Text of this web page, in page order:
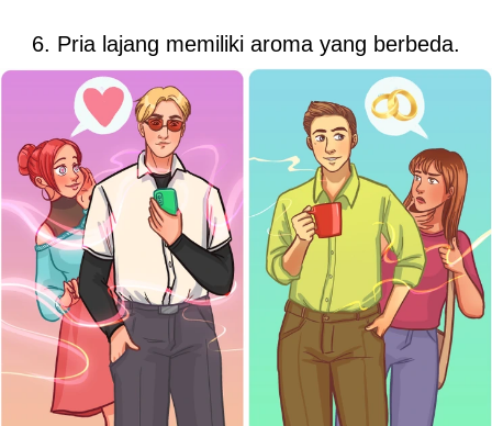
6. Pria lajang memiliki aroma yang berbeda.